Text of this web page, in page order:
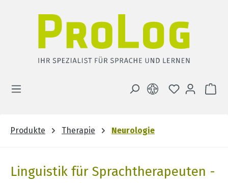
DU HAST 0
Produkte Therapie Neurologie
Linguistik für Sprachtherapeuten -